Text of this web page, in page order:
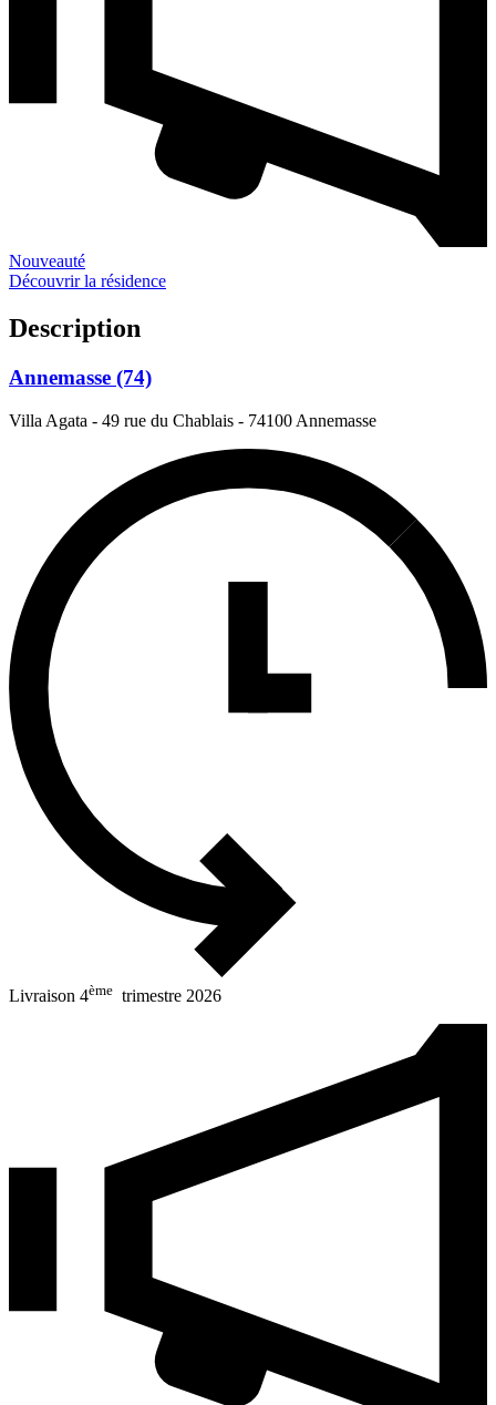
Nouveauté
Découvrir la résidence
Description
Annemasse (74)
Villa Agata - 49 rue du Chablais - 74100 Annemasse
Livraison 4ème trimestre 2026